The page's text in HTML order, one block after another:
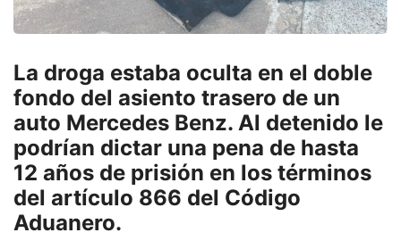
La droga estaba oculta en el doble
fondo del asiento trasero de un
auto Mercedes Benz. Al detenido le
podrían dictar una pena de hasta
12 años de prisión en los términos
del artículo 866 del Código
Aduanero.